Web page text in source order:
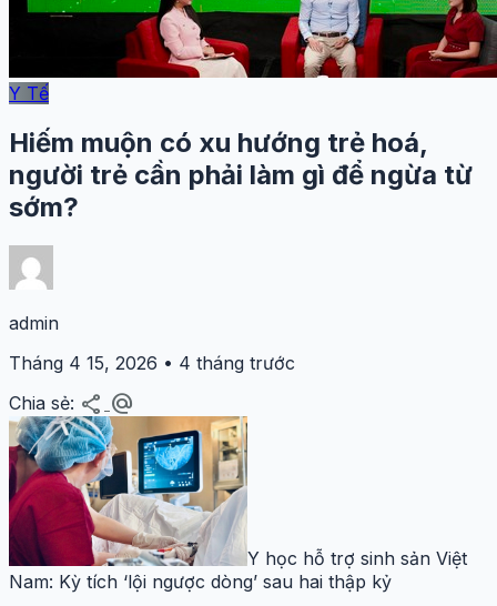
Y Tế
Hiếm muộn có xu hướng trẻ hoá,
người trẻ cần phải làm gì để ngừa từ
sớm?
admin
Tháng 4 15, 2026 • 4 tháng trước
Chia sẻ: share alternate_email
Y học hỗ trợ sinh sản Việt
Nam: Kỳ tích ‘lội ngược dòng’ sau hai thập kỷ